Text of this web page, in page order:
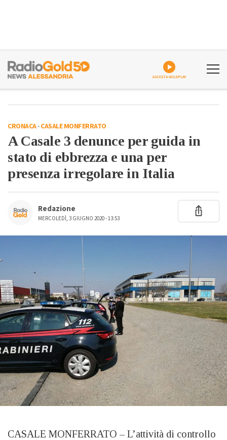
ASCOLTA GOLDPLAY
CRONACA-CASALE MONFERRATO
A Casale 3 denunce per guida in
stato di ebbrezza e una per
presenza irregolare in Italia
Redazione
MERCOLEDÌ, 3 GIUGNO 2020 - 13:53
CASALE MONFERRATO – L’attività di controllo